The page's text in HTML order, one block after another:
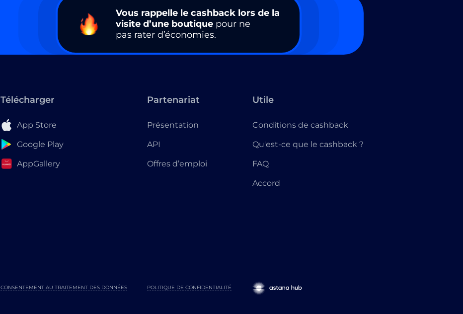
Vous rappelle le cashback lors de la
visite d’une boutique pour ne
pas rater d’économies.
Télécharger
App Store
Google Play
AppGallery
Partenariat
Présentation
API
Offres d’emploi
Utile
Conditions de cashback
Qu'est-ce que le cashback ?
FAQ
Accord
POLITIQUE DE CONFIDENTIALITÉ
CONSENTEMENT AU TRAITEMENT DES DONNÉES